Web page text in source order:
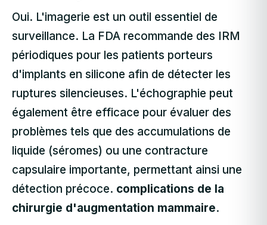
Oui. L'imagerie est un outil essentiel de
surveillance. La FDA recommande des IRM
périodiques pour les patients porteurs
d'implants en silicone afin de détecter les
ruptures silencieuses. L'échographie peut
également être efficace pour évaluer des
problèmes tels que des accumulations de
liquide (séromes) ou une contracture
capsulaire importante, permettant ainsi une
détection précoce. complications de la
chirurgie d'augmentation mammaire.